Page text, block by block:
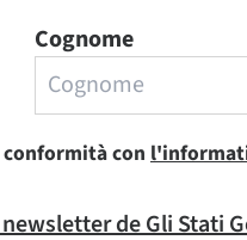
Cognome
con
de Gli Stati